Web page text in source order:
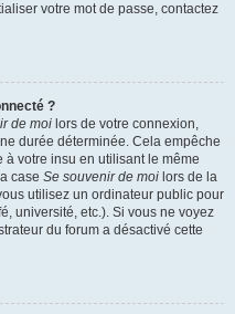
votre mot de passe, contactez
?
de moi lors de votre connexion,
durée déterminée. Cela empêche
à votre insu en utilisant le même
case Se souvenir de moi lors de la
utilisez un ordinateur public pour
université, etc.). Si vous ne voyez
du forum a désactivé cette